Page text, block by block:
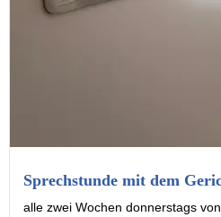
Sprechstunde mit dem
alle zwei Wochen donnerstags